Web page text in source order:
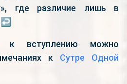
где различие лишь в
↩
к вступлению можно
к Сутре Одной